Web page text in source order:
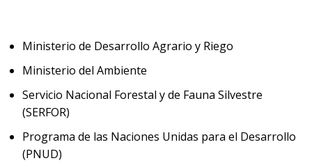
Ministerio de Desarrollo Agrario y Riego
Ministerio del Ambiente
Servicio Nacional Forestal y de Fauna Silvestre
(SERFOR)
Programa de las Naciones Unidas para el Desarrollo
(PNUD)